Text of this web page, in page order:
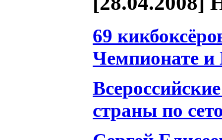
69
Чемпионате и
страны по